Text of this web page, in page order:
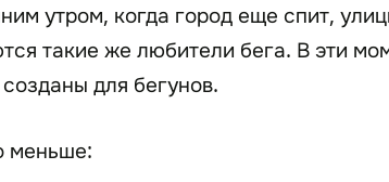
утром, когда город еще спит,
такие же любители бега. В эти
для бегунов.
меньше: